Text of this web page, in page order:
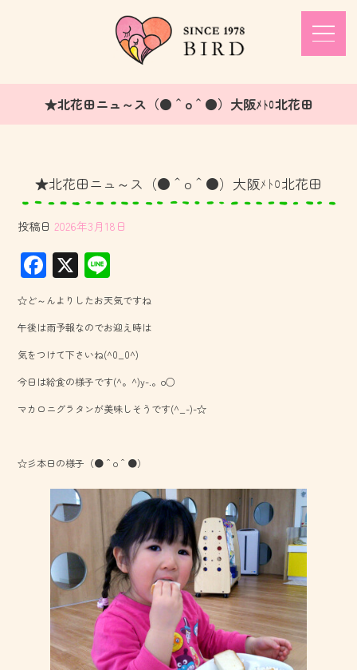
★北花田ニュ～ス（●＾o＾●）大阪ﾒﾄﾛ北花田
★北花田ニュ～ス（●＾o＾●）大阪ﾒﾄﾛ北花田
投稿日 2026年3月18日
F
ac
e
b
o
ok
X
ne
☆ど～んよりしたお天気ですね
午後は雨予報なのでお迎え時は
気をつけて下さいね(^0_0^)
今日は給食の様子です(^。^)y-.。o○
マカロニグラタンが美味しそうです(^_-)-☆
☆彡本日の様子（●＾o＾●）